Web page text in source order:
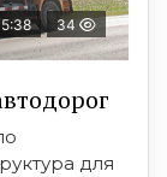
34
для